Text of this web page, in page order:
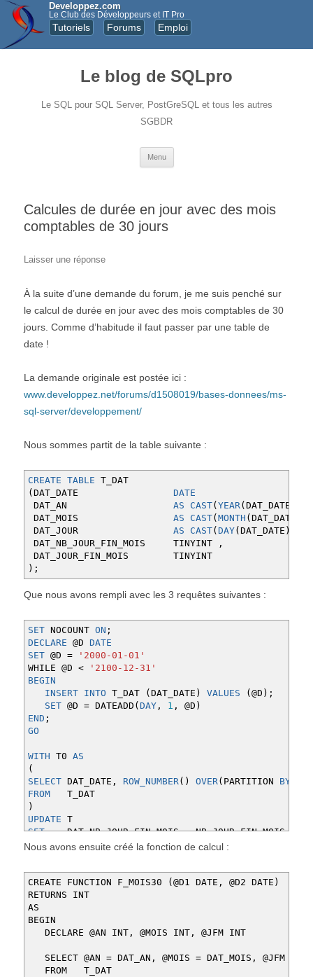
Developpez.com
Le Club des Développeurs et IT Pro
Tutoriels Forums Emploi
Le blog de SQLpro
Le SQL pour SQL Server, PostGreSQL et tous les autres
SGBDR
Menu
Calcules de durée en jour avec des mois
comptables de 30 jours
Laisser une réponse
À la suite d’une demande du forum, je me suis penché sur
le calcul de durée en jour avec des mois comptables de 30
jours. Comme d’habitude il faut passer par une table de
date !
La demande originale est postée ici :
www.developpez.net/forums/d1508019/bases-donnees/ms-
sql-server/developpement/
Nous sommes partit de la table suivante :
CREATE TABLE T_DAT
( DAT_DATE DATE
DAT_AN AS CAST( YEAR( DAT_DATE
DAT_MOIS AS CAST( MONTH ( DAT_DATE
DAT_JOUR AS CAST( DAY( DAT_DATE )
DAT_NB_JOUR_FIN_MOIS TINYINT
,
DAT_JOUR_FIN_MOIS TINYINT
) ;
Que nous avons rempli avec les 3 requêtes suivantes :
SET NOCOUNT ON ;
DECLARE @D DATE
SET @D =
'2000-01-01'
WHILE @D <
'2100-12-31'
BEGIN
INSERT INTO T_DAT ( DAT_DATE ) VALUES ( @D ) ;
SET @D = DATEADD ( DAY , 1 , @D )
END ;
GO
WITH T0 AS
(
SELECT DAT_DATE , ROW_NUMBER( ) OVER( PARTITION BY
FROM T_DAT
)
UPDATE T
SETDAT_NB_JOUR_FIN_MOIS=NB_JOUR_FIN_MOIS
FROM T_DATAS T
ONT.DAT_DATE=T0.DAT_DATE;
GO
UPDATE
SETDAT_JOUR_FIN_MOIS
FROMT_DATAS T
ON T.DAT_AN=T2 DAT_AN
AND
Nous avons ensuite créé la fonction de calcul :
CREATE FUNCTION F_MOIS30 (@D1 DATE, @D2 DATE)
RETURNS INT
AS
BEGIN
DECLARE @AN INT, @MOIS INT, @JFM INT
SELECT @AN = DAT_AN, @MOIS = DAT_MOIS, @JFM =
FROM T_DAT